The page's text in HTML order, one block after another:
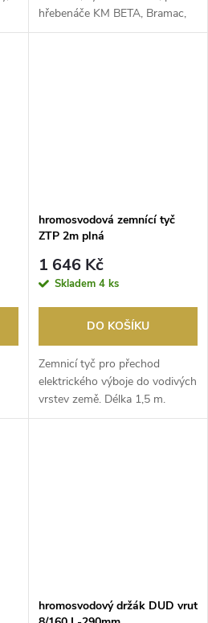
hřebenáče KM BETA, Bramac,
Betonpres.
hromosvodová zemnící tyč
ZTP 2m plná
1 646 Kč
Skladem 4 ks
DO KOŠÍKU
Zemnicí tyč pro přechod
elektrického výboje do vodivých
vrstev země. Délka 1,5 m.
Průměr tyče 25 mm...
hromosvodový držák DUD vrut